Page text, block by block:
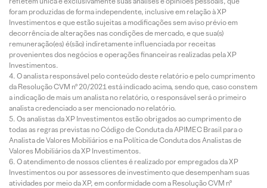
foram produzidas de forma independente, inclusive em relação à XP
Investimentos e que estão sujeitas a modificações sem aviso prévio em
decorrência de alterações nas condições de mercado, e que sua(s)
remuneração(es) é(são) indiretamente influenciada por receitas
provenientes dos negócios e operações financeiras realizadas pela XP
Investimentos.
O analista responsável pelo conteúdo deste relatório e pelo cumprimento
da Resolução CVM nº 20/2021 está indicado acima, sendo que, caso constem
a indicação de mais um analista no relatório, o responsável será o primeiro
analista credenciado a ser mencionado no relatório.
Os analistas da XP Investimentos estão obrigados ao cumprimento de
todas as regras previstas no Código de Conduta da APIMEC Brasil para o
Analista de Valores Mobiliários e na Política de Conduta dos Analistas de
Valores Mobiliários da XP Investimentos.
O atendimento de nossos clientes é realizado por empregados da XP
Investimentos ou por assessores de investimento que desempenham suas
atividades por meio da XP, em conformidade com a Resolução CVM nº